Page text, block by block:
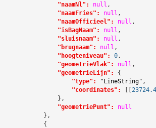
"naamNl":
null ,
"naamFries":
null ,
"naamOfficieel":
null ,
"isBagNaam":
null ,
"sluisnaam":
null ,
"brugnaam":
null ,
"hoogteniveau":
0,
"geometrieVlak":
null ,
"geometrieLijn":
{
"type":
"LineString" ,
"coordinates":
[[
                },
"geometriePunt":
null
            },
            {